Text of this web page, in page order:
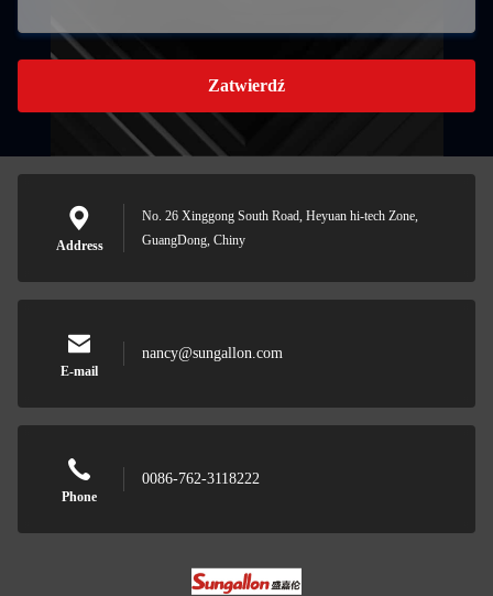
Zatwierdź
Address
No. 26 Xinggong South Road, Heyuan hi-tech Zone,
GuangDong, Chiny
E-mail
nancy@sungallon.com
Phone
0086-762-3118222